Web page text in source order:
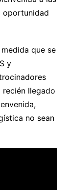
oportunidad
que se
y
recién llegado
no sean